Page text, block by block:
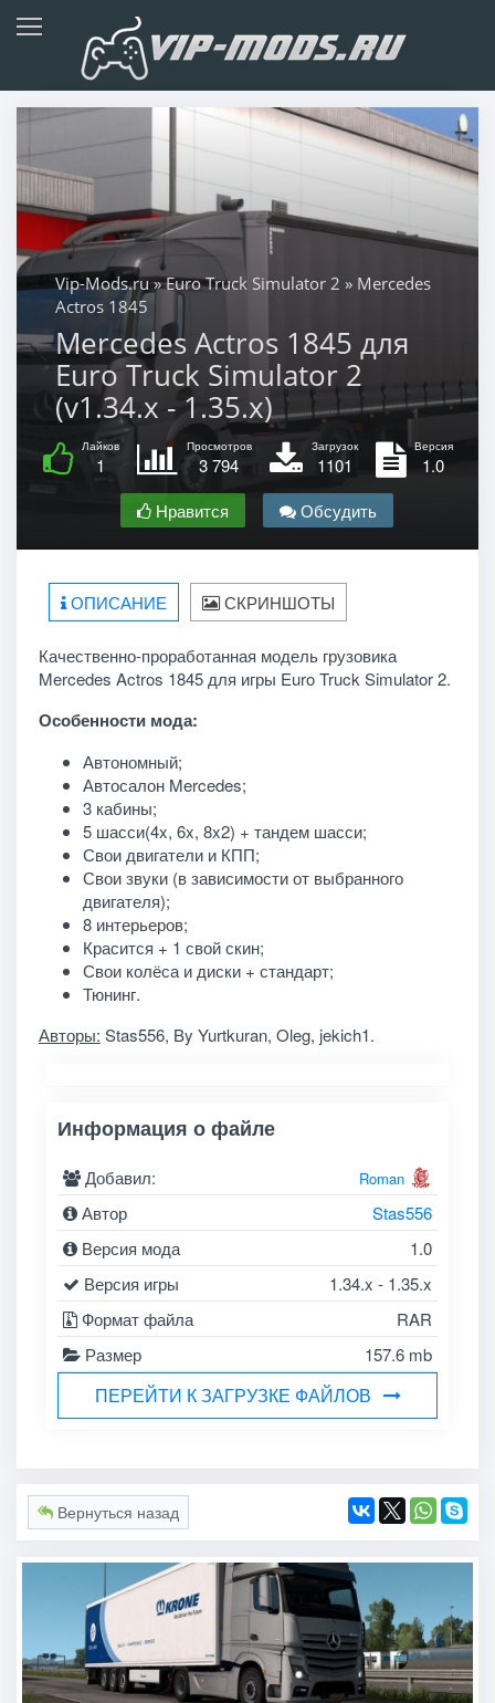
Vip-Mods.ru»Euro Truck Simulator 2 » Mercedes
Actros 1845
Mercedes Actros 1845 для
Euro Truck Simulator 2
(v1.34.x - 1.35.x)
Лайков
1
Просмотров
3 794
Загрузок
1101
Версия
1.0
Нравится
Обсудить
ОПИСАНИЕ СКРИНШОТЫ
Качественно-проработанная модель грузовика
Mercedes Actros 1845 для игры Euro Truck Simulator 2.
Особенности мода:
Автономный;
Автосалон Mercedes;
3 кабины;
5 шасси(4x, 6x, 8x2) + тандем шасси;
Свои двигатели и КПП;
Свои звуки (в зависимости от выбранного
двигателя);
8 интерьеров;
Красится + 1 свой скин;
Свои колёса и диски + стандарт;
Тюнинг.
Авторы: Stas556, By Yurtkuran, Oleg, jekich1.
Информация о файле
Добавил: Roman
Автор
Stas556
Версия мода
1.0
Версия игры
1.34.x - 1.35.x
Формат файла
RAR
Размер
157.6 mb
ПЕРЕЙТИ К ЗАГРУЗКЕ ФАЙЛОВ
Вернуться назад